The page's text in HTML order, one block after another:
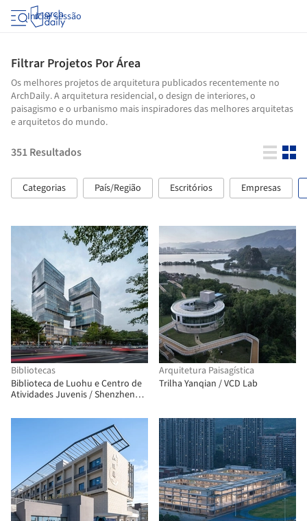
Iniciar sessão
Filtrar Projetos Por Área
Os melhores projetos de arquitetura publicados recentemente no
ArchDaily. A arquitetura residencial, o design de interiores, o
paisagismo e o urbanismo mais inspiradores das melhores arquitetas
e arquitetos do mundo.
351Resultados
Categorias País/Região Escritórios Empresas
Bibliotecas
Biblioteca de Luohu e Centro de
Atividades Juvenis / Shenzhen
Arquitetura Paisagística
Trilha Yanqian / VCD Lab